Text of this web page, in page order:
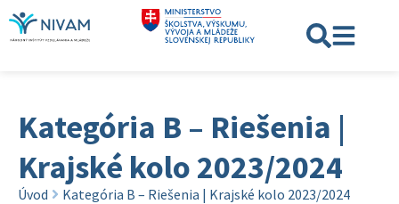
Kategória B – Riešenia |
Krajské kolo 2023/2024
Úvod Kategória B – Riešenia | Krajské kolo 2023/2024